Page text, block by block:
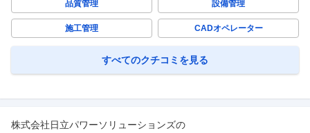
品質管理 設備管理
施工管理 CADオペレーター
すべてのクチコミを見る
株式会社日立パワーソリューションズの